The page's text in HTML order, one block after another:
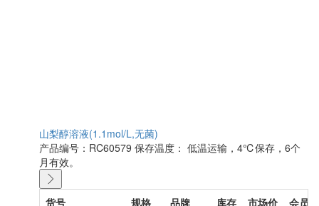
山梨醇溶液(1.1mol/L,无菌)
产品编号：RC60579 保存温度： 低温运输，4℃保存，6个
月有效。
货号 规格 品牌 库存 市场价
会员价